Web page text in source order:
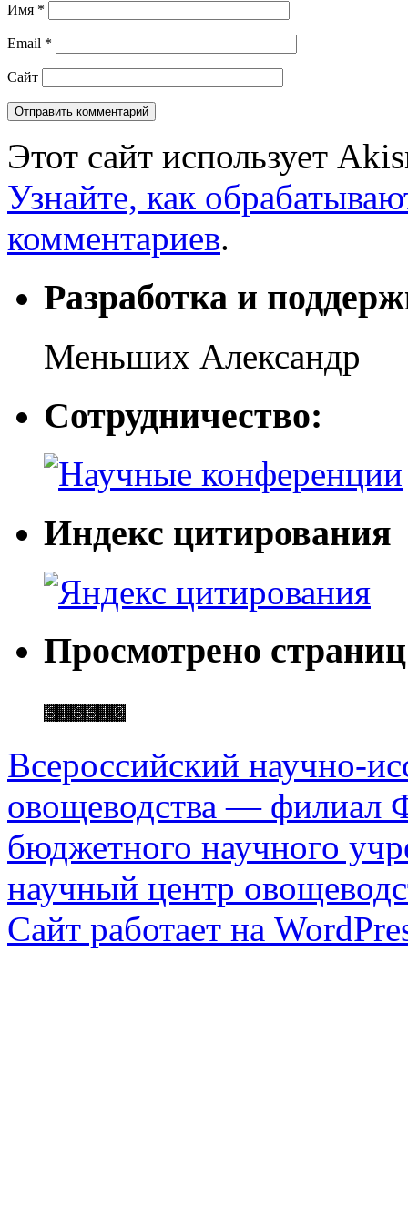
Имя *
Email *
Сайт
Этот сайт использует
Узнайте, как
комментариев.
Разработка и
Меньших Александр
Сотрудничество:
Индекс цитирования
Просмотрено
Всероссийский научно-
овощеводства — филиал
бюджетного научного
научный центр
Сайт работает на